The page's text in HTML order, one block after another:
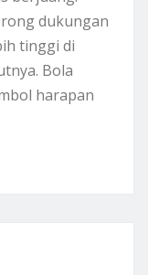
dukungan
tinggi di
Bola
harapan